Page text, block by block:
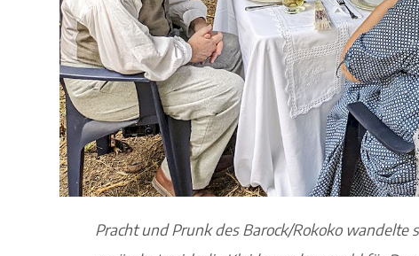
Pracht und Prunk des Barock/Rokoko wandelte